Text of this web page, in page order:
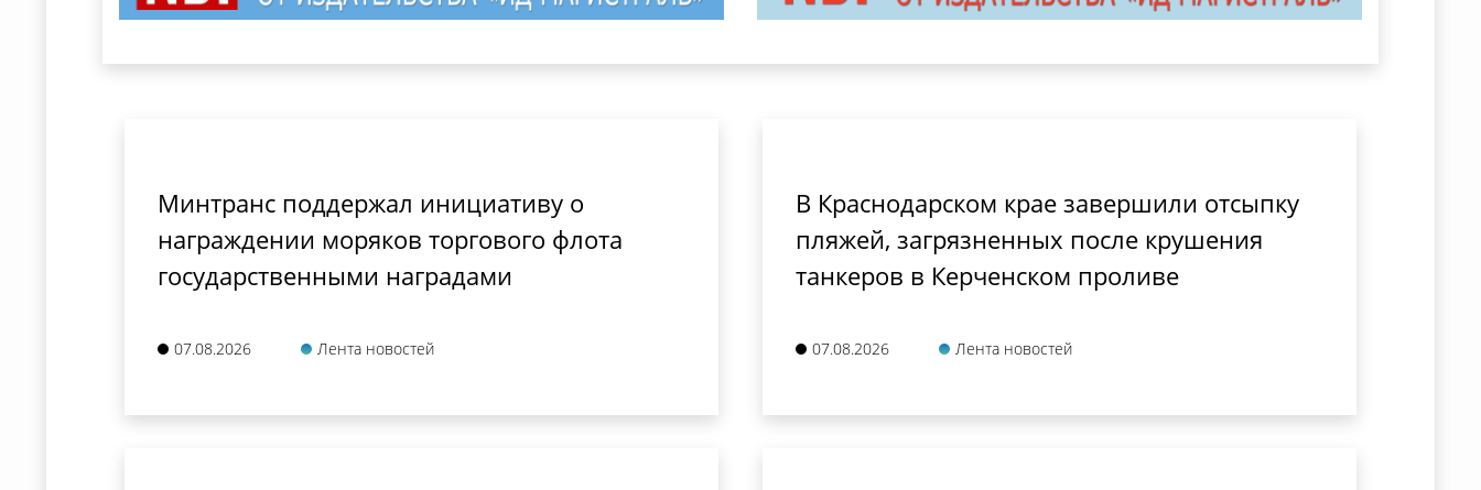
Минтранс поддержал инициативу о
награждении моряков торгового флота
государственными наградами
07.08.2026 Лента новостей
В Краснодарском крае завершили отсыпку
пляжей, загрязненных после крушения
танкеров в Керченском проливе
07.08.2026 Лента новостей